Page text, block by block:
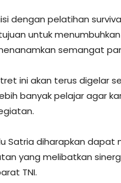
dengan pelatihan
untuk
semangat
ini akan terus digelar
banyak pelajar agar
Satria diharapkan
yang melibatkan
TNI.